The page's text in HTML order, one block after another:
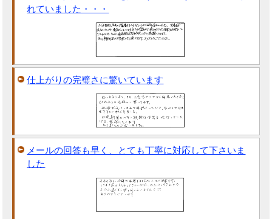
れていました・・・
仕上がりの完璧さに驚いています
メールの回答も早く、とても丁寧に対応して下さいま
した